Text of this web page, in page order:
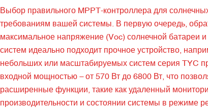
Выбор правильного MPPT-контроллера для
требованиям вашей системы. В первую очередь,
максимальное напряжение (Voc) солнечной батареи
систем идеально подходит прочное устройство,
небольших или масштабируемых систем серия TYC
входной мощностью – от 570 Вт до 6800 Вт, что
расширенные функции, такие как удаленный
производительности и состоянии системы в режиме